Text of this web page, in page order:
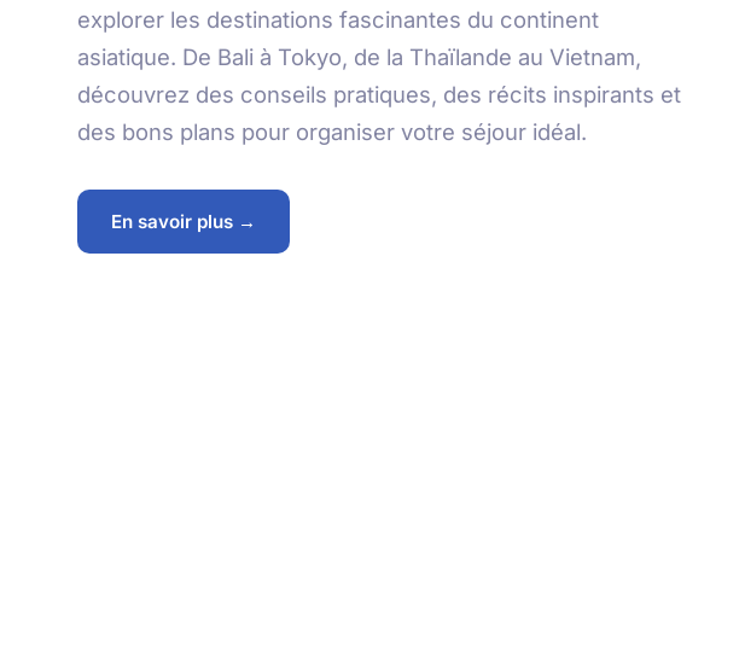
explorer les destinations fascinantes du continent
asiatique. De Bali à Tokyo, de la Thaïlande au Vietnam,
découvrez des conseils pratiques, des récits inspirants et
des bons plans pour organiser votre séjour idéal.
En savoir plus →